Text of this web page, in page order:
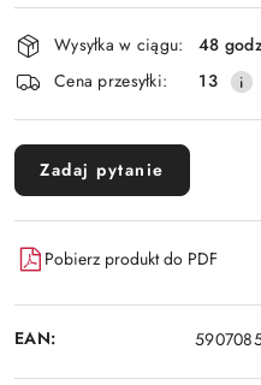
Dostępność
i
dostawa
Wysyłka w ciągu:
48
Cena przesyłki:
13
Zadaj pytanie
Pobierz produkt do PDF
EAN: